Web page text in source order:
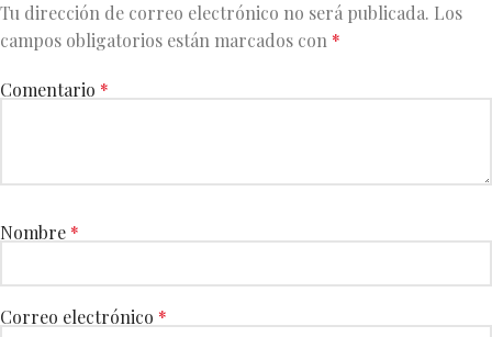
Tu dirección de correo electrónico no será publicada. Los
campos obligatorios están marcados con *
Comentario *
Nombre *
Correo electrónico *